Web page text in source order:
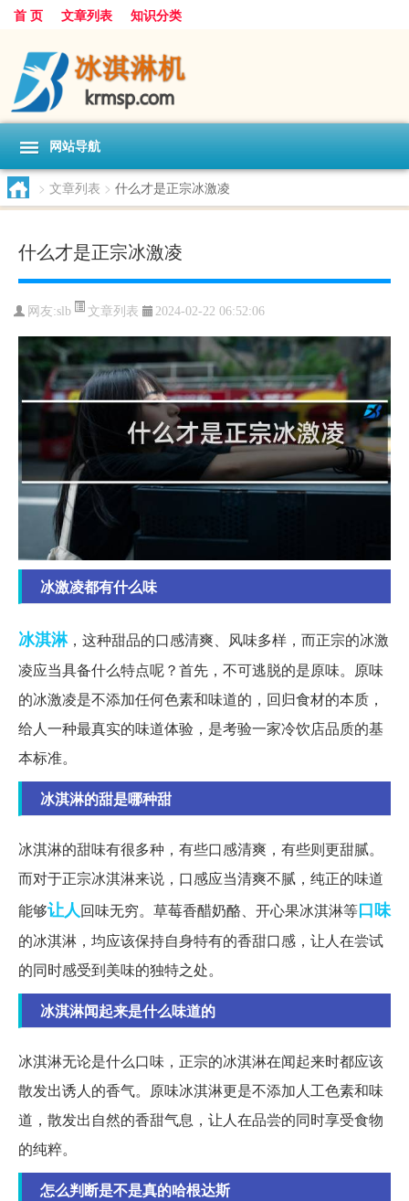
首 页 文章列表 知识分类
网站导航
> 文章列表 > 什么才是正宗冰激凌
什么才是正宗冰激凌
网友:slb 文章列表 2024-02-22 06:52:06
冰激凌都有什么味
冰淇淋，这种甜品的口感清爽、风味多样，而正宗的冰激
凌应当具备什么特点呢？首先，不可逃脱的是原味。原味
的冰激凌是不添加任何色素和味道的，回归食材的本质，
给人一种最真实的味道体验，是考验一家冷饮店品质的基
本标准。
冰淇淋的甜是哪种甜
冰淇淋的甜味有很多种，有些口感清爽，有些则更甜腻。
而对于正宗冰淇淋来说，口感应当清爽不腻，纯正的味道
能够让人回味无穷。草莓香醋奶酪、开心果冰淇淋等口味
的冰淇淋，均应该保持自身特有的香甜口感，让人在尝试
的同时感受到美味的独特之处。
冰淇淋闻起来是什么味道的
冰淇淋无论是什么口味，正宗的冰淇淋在闻起来时都应该
散发出诱人的香气。原味冰淇淋更是不添加人工色素和味
道，散发出自然的香甜气息，让人在品尝的同时享受食物
的纯粹。
怎么判断是不是真的哈根达斯